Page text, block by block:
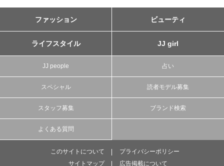
ファッション ビューティ
ライフスタイル JJ girl
JJ people 占い
スペシャル 読者モデル募集
スタッフ募集 ブランド検索
よくある質問
このサイトについて
プライバシーポリシー
サイトマップ
広告掲載について